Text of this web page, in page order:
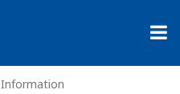
Information